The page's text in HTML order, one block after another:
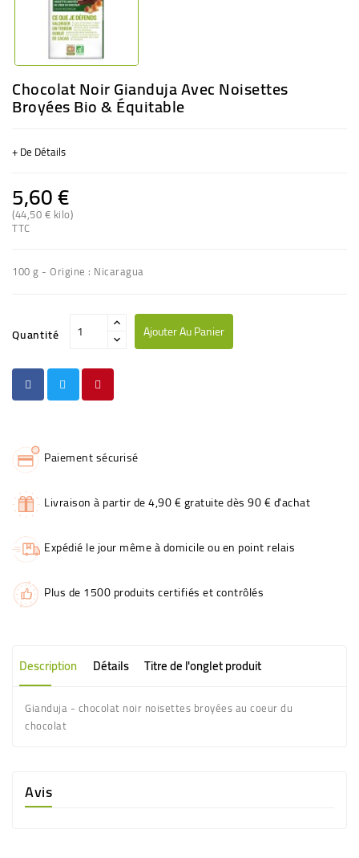
Chocolat Noir Gianduja Avec Noisettes
Broyées Bio & Équitable
+ De Détails
5,60 €
(44,50 € kilo)
TTC
100 g - Origine : Nicaragua
Quantité Ajouter Au Panier
Paiement sécurisé
Livraison à partir de 4,90 € gratuite dès 90 € d'achat
Expédié le jour même à domicile ou en point relais
Plus de 1500 produits certifiés et contrôlés
Description Détails Titre de l'onglet produit
Gianduja - chocolat noir noisettes broyées au coeur du
chocolat
Avis